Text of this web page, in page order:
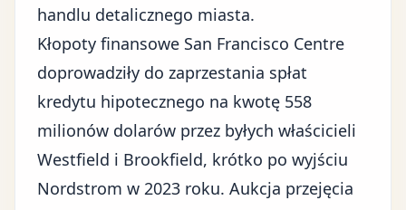
handlu detalicznego miasta.
Kłopoty finansowe San Francisco Centre
doprowadziły do zaprzestania spłat
kredytu hipotecznego na kwotę 558
milionów dolarów przez byłych właścicieli
Westfield i Brookfield, krótko po wyjściu
Nordstrom w 2023 roku. Aukcja przejęcia